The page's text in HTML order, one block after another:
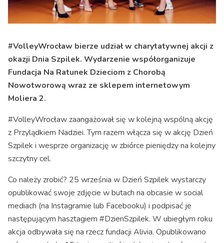
#VolleyWrocław bierze udział w charytatywnej akcji z
okazji Dnia Szpilek. Wydarzenie współorganizuje
Fundacja Na Ratunek Dzieciom z Chorobą
Nowotworową wraz ze sklepem internetowym
Moliera 2.
#VolleyWrocław zaangażował się w kolejną wspólną akcję
z Przylądkiem Nadziei. Tym razem włącza się w akcję Dzień
Szpilek i wesprze organizację w zbiórce pieniędzy na kolejny
szczytny cel.
Co należy zrobić? 25 września w Dzień Szpilek wystarczy
opublikować swoje zdjęcie w butach na obcasie w social
mediach (na Instagramie lub Facebooku) i podpisać je
następującym hasztagiem #DzienSzpilek. W ubiegłym roku
akcja odbywała się na rzecz fundacji Alivia. Opublikowano